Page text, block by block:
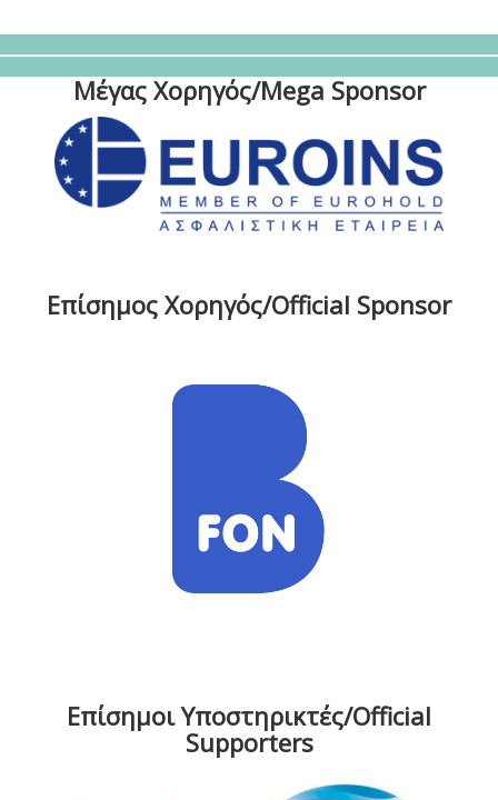
Μέγας Χορηγός/Mega Sponsor
Επίσημος Χορηγός/Official Sponsor
Επίσημοι Υποστηρικτές/Official
Supporters